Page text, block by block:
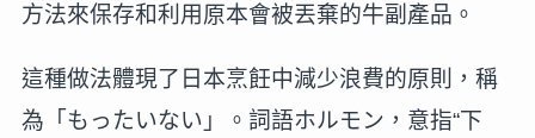
方法來保存和利用原本會被丟棄的牛副產品。
這種做法體現了日本烹飪中減少浪費的原則，稱
為「もったいない」。詞語ホルモン，意指“下